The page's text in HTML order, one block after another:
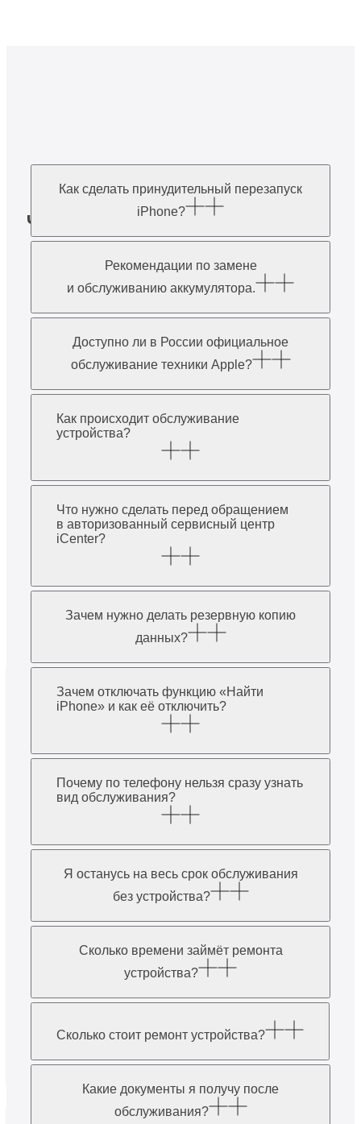
Часто задаваемые
вопросы
Как сделать принудительный перезапуск
iPhone?
Рекомендации по замене
и обслуживанию аккумулятора.
Доступно ли в России официальное
обслуживание техники Apple?
Как происходит обслуживание
устройства?
Что нужно сделать перед обращением
в авторизованный сервисный центр
iCenter?
Зачем нужно делать резервную копию
данных?
Зачем отключать функцию «Найти
iPhone» и как её отключить?
Почему по телефону нельзя сразу узнать
вид обслуживания?
Я останусь на весь срок обслуживания
без устройства?
Сколько времени займёт ремонта
устройства?
Сколько стоит ремонт устройства?
Какие документы я получу после
обслуживания?